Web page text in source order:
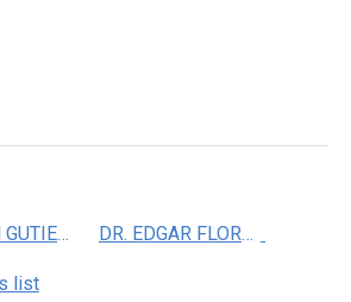
DRA. RUTH GUTIERREZ AGUILAR DR. EDGAR FLORES SOTO
list